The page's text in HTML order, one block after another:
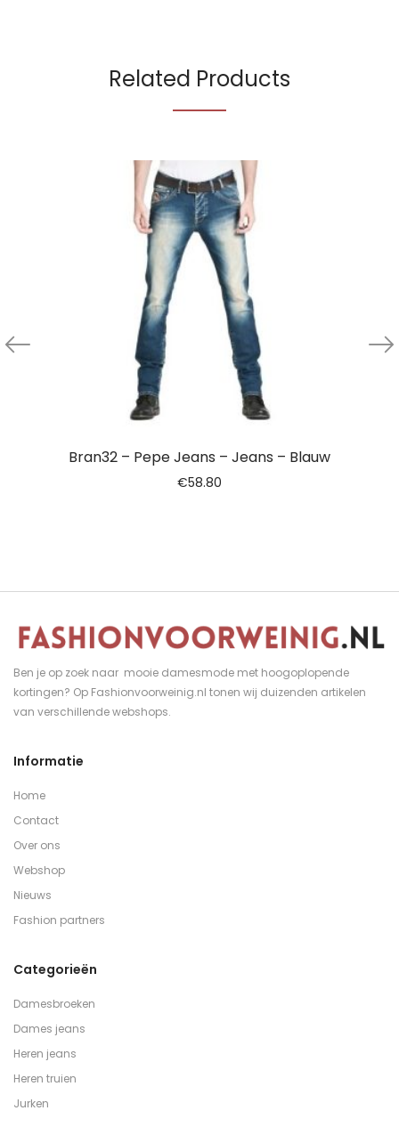
Related Products
Bran32 – Pepe Jeans – Jeans – Blauw
€58.80
Ben je op zoek naar mooie damesmode met hoogoplopende
kortingen? Op Fashionvoorweinig.nl tonen wij duizenden artikelen
van verschillende webshops.
Informatie
Home
Contact
Over ons
Webshop
Nieuws
Fashion partners
Categorieën
Damesbroeken
Dames jeans
Heren jeans
Heren truien
Jurken